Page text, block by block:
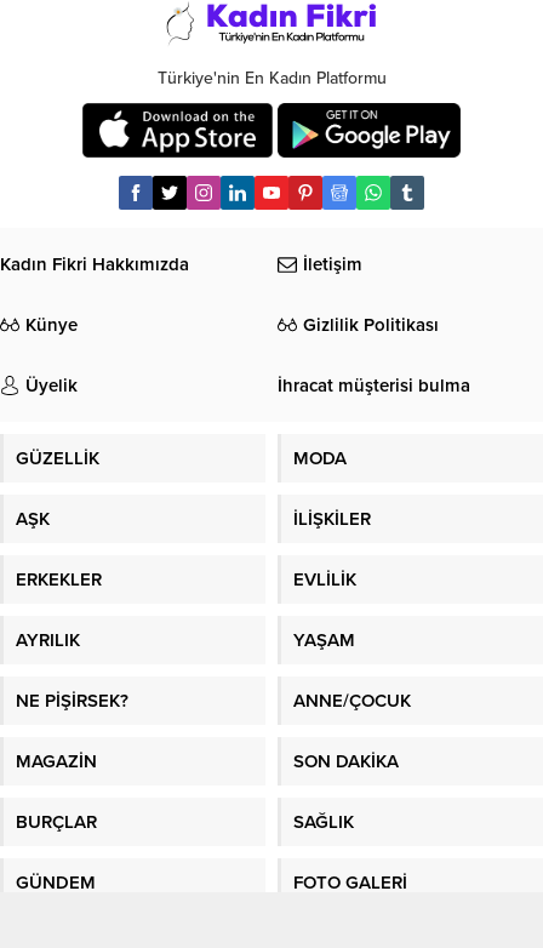
Türkiye'nin En Kadın Platformu
Kadın Fikri Hakkımızda İletişim
Künye Gizlilik Politikası
Üyelik İhracat müşterisi bulma
GÜZELLİK MODA
AŞK İLİŞKİLER
ERKEKLER EVLİLİK
AYRILIK YAŞAM
NE PİŞİRSEK? ANNE/ÇOCUK
MAGAZİN SON DAKİKA
BURÇLAR SAĞLIK
GÜNDEM FOTO GALERİ